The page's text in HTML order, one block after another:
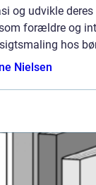
og udvikle
forældre og
hos
Nielsen